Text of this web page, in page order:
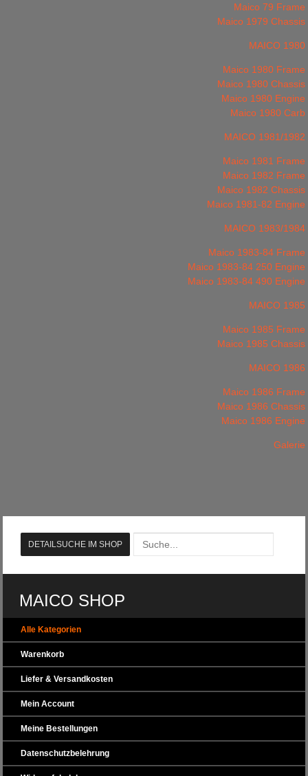
Maico 79 Frame
Maico 1979 Chassis
MAICO 1980
Maico 1980 Frame
Maico 1980 Chassis
Maico 1980 Engine
Maico 1980 Carb
MAICO 1981/1982
Maico 1981 Frame
Maico 1982 Frame
Maico 1982 Chassis
Maico 1981-82 Engine
MAICO 1983/1984
Maico 1983-84 Frame
Maico 1983-84 250 Engine
Maico 1983-84 490 Engine
MAICO 1985
Maico 1985 Frame
Maico 1985 Chassis
MAICO 1986
Maico 1986 Frame
Maico 1986 Chassis
Maico 1986 Engine
Galerie
MAICO SHOP
Alle Kategorien
Warenkorb
Liefer & Versandkosten
Mein Account
Meine Bestellungen
Datenschutzbelehrung